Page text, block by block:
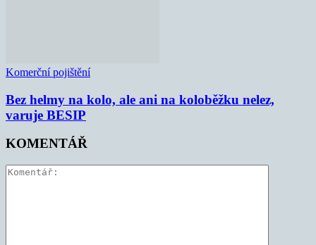
Komerční pojištění
Bez helmy na kolo, ale ani na koloběžku nelez,
varuje BESIP
KOMENTÁŘ